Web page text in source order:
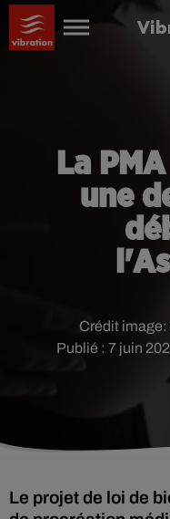
La
une
Publié : 7 juin
Crédit image:
Le projet de loi de